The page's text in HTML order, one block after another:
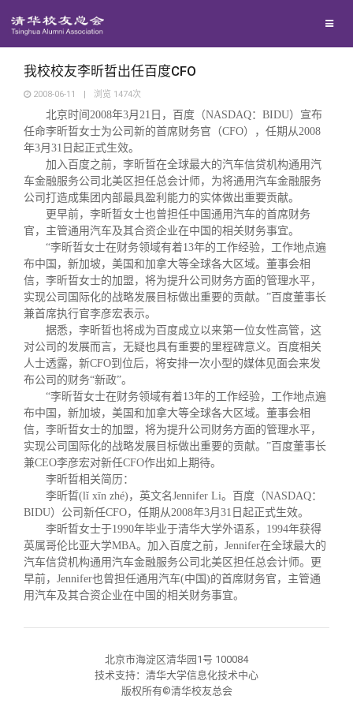
地区联络
年级联络
院系校友工作
专业委员会
兴趣群体
西南联大校友会
回馈母校
捐赠项目
捐赠新闻
捐赠纪事
捐赠方法
义工计划
媒体平台
《清华校友通讯》
《水木清华》
我要订阅
新媒体平台
百年清华
清华人物
清华故事
青春风采
校友文苑
校友讲坛
校友视界
校友服务
终身学习
信息化服务
三创大赛
实用信息
校友总会
总会简介
会长致辞
总会章程
理事会名单
制度法规
联系我们
关闭
我校校友李昕晢出任百度CFO
2008-06-11 | 浏览 1474次
北京时间 2008年3月 21 日，百度（NASDAQ： BIDU）宣布
任命李昕晢女士为公司新的首席财务官（CFO），任期从2008
年3月 31 日起正式生效。
加入百度之前，李昕晢在全球最大的汽车信贷机构通用汽
车金融服务公司北美区担任总会计师，为将通用汽车金融服务
公司打造成集团内部最具盈利能力的实体做出重要贡献。
更早前，李昕晢女士也曾担任中国通用汽车的首席财务
官，主管通用汽车及其合资企业在中国的相关财务事宜。
“李昕晢女士在财务领域有着13年的工作经验，工作地点遍
布中国，新加坡，美国和加拿大等全球各大区域。董事会相
信，李昕晢女士的加盟，将为提升公司财务方面的管理水平，
实现公司国际化的战略发展目标做出重要的贡献。 ”百度董事长
兼首席执行官李彦宏表示。
据悉，李昕晢也将成为百度成立以来第一位女性高管，这
对公司的发展而言，无疑也具有重要的里程碑意义。百度相关
人士透露，新CFO到位后，将安排一次小型的媒体见面会来发
布公司的财务“新政”。
“李昕晢女士在财务领域有着13年的工作经验，工作地点遍
布中国，新加坡，美国和加拿大等全球各大区域。董事会相
信，李昕晢女士的加盟，将为提升公司财务方面的管理水平，
实现公司国际化的战略发展目标做出重要的贡献。 ”百度董事长
兼CEO李彦宏对新任CFO作出如上期待。
李昕晢相关简历：
李昕晢(lǐ xīn zhé) ，英文名Jennifer Li。百度（NASDAQ：
BIDU）公司新任CFO，任期从2008年3月 31 日起正式生效。
李昕晢女士于1990年毕业于清华大学外语系， 1994年获得
英属哥伦比亚大学MBA。加入百度之前， Jennifer在全球最大的
汽车信贷机构通用汽车金融服务公司北美区担任总会计师。更
早前， Jennifer也曾担任通用汽车(中国 )的首席财务官，主管通
用汽车及其合资企业在中国的相关财务事宜。
北京市海淀区清华园1号 100084
技术支持：清华大学信息化技术中心
版权所有©清华校友总会